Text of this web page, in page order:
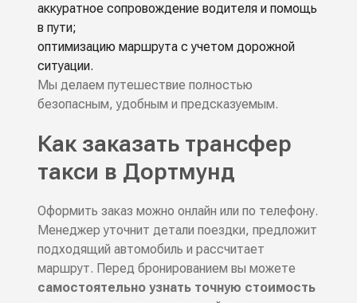
аккуратное сопровождение водителя и помощь
в пути;
оптимизацию маршрута с учетом дорожной
ситуации.
Мы делаем путешествие полностью
безопасным, удобным и предсказуемым.
Как заказать трансфер
такси в Дортмунд
Оформить заказ можно онлайн или по телефону.
Менеджер уточнит детали поездки, предложит
подходящий автомобиль и рассчитает
маршрут. Перед бронированием вы можете
самостоятельно узнать точную стоимость